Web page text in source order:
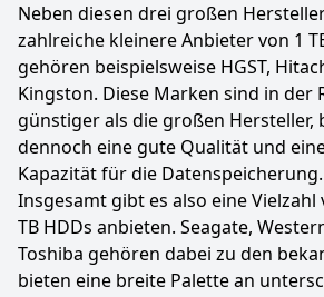
Neben diesen drei großen
zahlreiche kleinere Anbieter von 1
gehören beispielsweise HGST,
Kingston. Diese Marken sind in der
günstiger als die großen Hersteller,
dennoch eine gute Qualität und
Kapazität für die Datenspeicherung.
Insgesamt gibt es also eine Vielzahl
TB HDDs anbieten. Seagate,
Toshiba gehören dabei zu den
bieten eine breite Palette an